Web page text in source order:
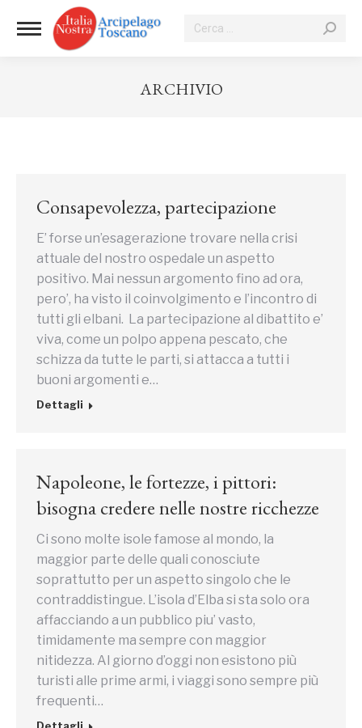
Cerca:
ARCHIVIO
Consapevolezza, partecipazione
E’ forse un’esagerazione trovare nella crisi
attuale del nostro ospedale un aspetto
positivo. Mai nessun argomento fino ad ora,
pero’, ha visto il coinvolgimento e l’incontro di
tutti gli elbani. La partecipazione al dibattito e’
viva, come un polpo appena pescato, che
schizza da tutte le parti, si attacca a tutti i
buoni argomenti e…
Dettagli
Napoleone, le fortezze, i pittori:
bisogna credere nelle nostre ricchezze
Ci sono molte isole famose al mondo, la
maggior parte delle quali conosciute
soprattutto per un aspetto singolo che le
contraddistingue. L’isola d’Elba si sta solo ora
affacciando a un pubblico piu’ vasto,
timidamente ma sempre con maggior
nitidezza. Al giorno d’oggi non esistono più
turisti alle prime armi, i viaggi sono sempre più
frequenti…